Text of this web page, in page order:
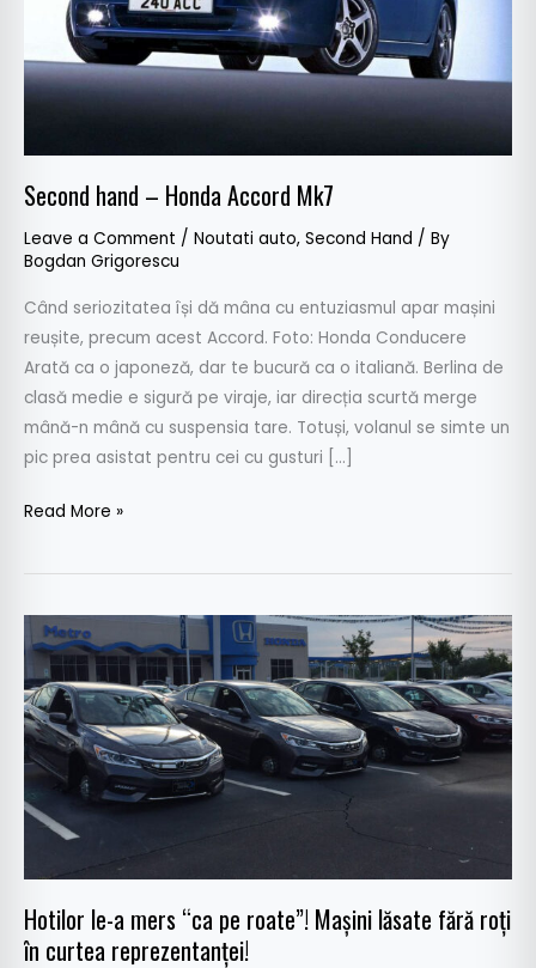
Second hand – Honda Accord Mk7
Leave a Comment / Noutati auto, Second Hand / By
Bogdan Grigorescu
Când seriozitatea își dă mâna cu entuziasmul apar mașini
reușite, precum acest Accord. Foto: Honda Conducere
Arată ca o japoneză, dar te bucură ca o italiană. Berlina de
clasă medie e sigură pe viraje, iar direcția scurtă merge
mână-n mână cu suspensia tare. Totuși, volanul se simte un
pic prea asistat pentru cei cu gusturi […]
Read More »
Hotilor le-a mers “ca pe roate”! Mașini lăsate fără roți
în curtea reprezentanței!
Hotilor
le-
a
mers
“ca
pe
roate”!
Mașini
roți
în